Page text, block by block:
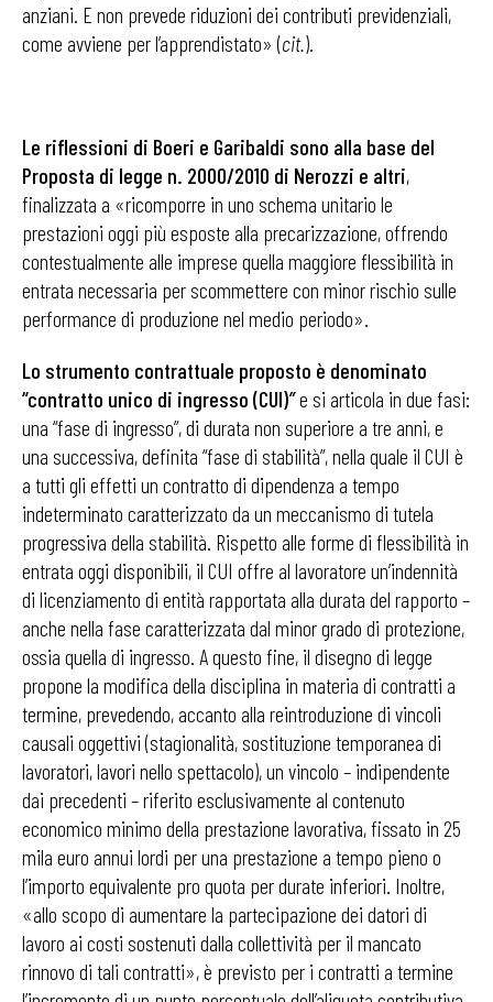
anziani. E non prevede riduzioni dei contributi previdenziali,
come avviene per l’apprendistato» (cit.).
Le riflessioni di Boeri e Garibaldi sono alla base del
Proposta di legge n. 2000/2010 di Nerozzi e altri,
finalizzata a «ricomporre in uno schema unitario le
prestazioni oggi più esposte alla precarizzazione, offrendo
contestualmente alle imprese quella maggiore flessibilità in
entrata necessaria per scommettere con minor rischio sulle
performance di produzione nel medio periodo».
Lo strumento contrattuale proposto è denominato
“contratto unico di ingresso (CUI)”e si articola in due fasi:
una “fase di ingresso”, di durata non superiore a tre anni, e
una successiva, definita “fase di stabilità”, nella quale il CUI è
a tutti gli effetti un contratto di dipendenza a tempo
indeterminato caratterizzato da un meccanismo di tutela
progressiva della stabilità. Rispetto alle forme di flessibilità in
entrata oggi disponibili, il CUI offre al lavoratore un’indennità
di licenziamento di entità rapportata alla durata del rapporto –
anche nella fase caratterizzata dal minor grado di protezione,
ossia quella di ingresso. A questo fine, il disegno di legge
propone la modifica della disciplina in materia di contratti a
termine, prevedendo, accanto alla reintroduzione di vincoli
causali oggettivi (stagionalità, sostituzione temporanea di
lavoratori, lavori nello spettacolo), un vincolo – indipendente
dai precedenti – riferito esclusivamente al contenuto
economico minimo della prestazione lavorativa, fissato in 25
mila euro annui lordi per una prestazione a tempo pieno o
l’importo equivalente pro quota per durate inferiori. Inoltre,
«allo scopo di aumentare la partecipazione dei datori di
lavoro ai costi sostenuti dalla collettività per il mancato
rinnovo di tali contratti», è previsto per i contratti a termine